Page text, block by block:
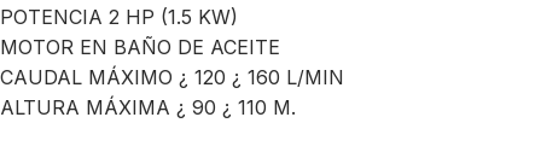
POTENCIA 2 HP (1.5 KW)
MOTOR EN BAÑO DE ACEITE
CAUDAL MÁXIMO ¿ 120 ¿ 160 L/MIN
ALTURA MÁXIMA ¿ 90 ¿ 110 M.